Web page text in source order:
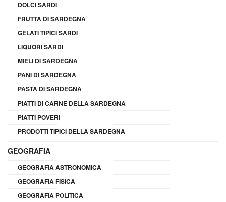
DOLCI SARDI
FRUTTA DI SARDEGNA
GELATI TIPICI SARDI
LIQUORI SARDI
MIELI DI SARDEGNA
PANI DI SARDEGNA
PASTA DI SARDEGNA
PIATTI DI CARNE DELLA SARDEGNA
PIATTI POVERI
PRODOTTI TIPICI DELLA SARDEGNA
GEOGRAFIA
GEOGRAFIA ASTRONOMICA
GEOGRAFIA FISICA
GEOGRAFIA POLITICA